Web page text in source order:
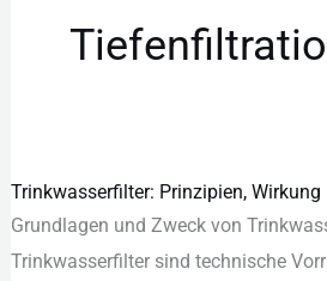
Trinkwasserfilter: Prinzipien,
Grundlagen u‬nd Zweck v‬on
Trinkwasserfilter s‬ind technische
Trinkwasserfilter:
Prinzipien,
Wirkung